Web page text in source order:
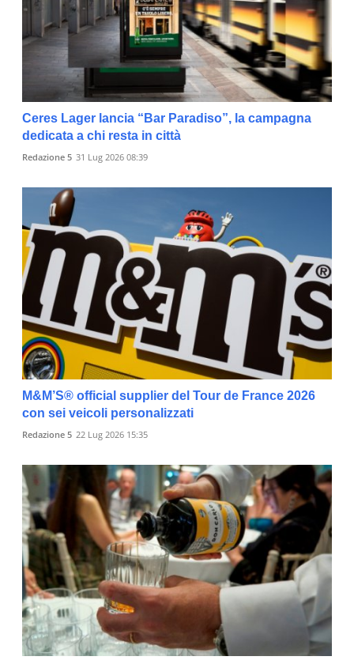
Ceres Lager lancia “Bar Paradiso”, la campagna
dedicata a chi resta in città
Redazione 5 31 Lug 2026 08:39
M&M’S® official supplier del Tour de France 2026
con sei veicoli personalizzati
Redazione 5 22 Lug 2026 15:35